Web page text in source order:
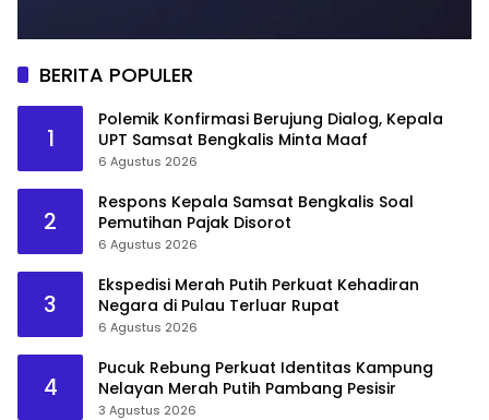
BERITA POPULER
1
Polemik Konfirmasi Berujung Dialog, Kepala
UPT Samsat Bengkalis Minta Maaf
6 Agustus 2026
2
Respons Kepala Samsat Bengkalis Soal
Pemutihan Pajak Disorot
6 Agustus 2026
3
Ekspedisi Merah Putih Perkuat Kehadiran
Negara di Pulau Terluar Rupat
6 Agustus 2026
4
Pucuk Rebung Perkuat Identitas Kampung
Nelayan Merah Putih Pambang Pesisir
3 Agustus 2026